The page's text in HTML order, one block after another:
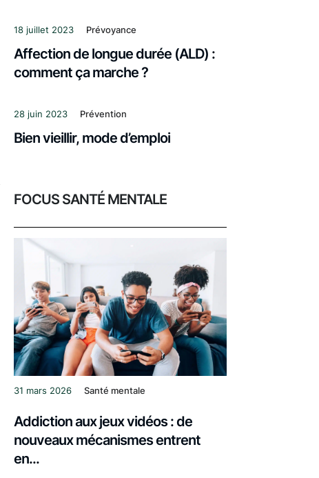
18 juillet 2023 Prévoyance
Affection de longue durée (ALD) :
comment ça marche ?
28 juin 2023 Prévention
Bien vieillir, mode d’emploi
FOCUS SANTÉ MENTALE
31 mars 2026 Santé mentale
Addiction aux jeux vidéos : de
nouveaux mécanismes entrent
en...